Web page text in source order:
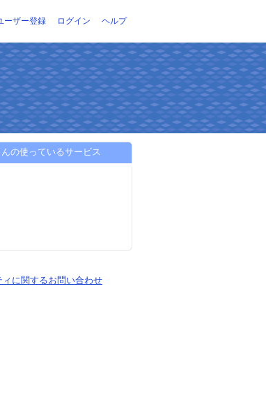
ーザー登録 ログイン ヘルプ
の使っているサービス
ィに関するお問い合わせ